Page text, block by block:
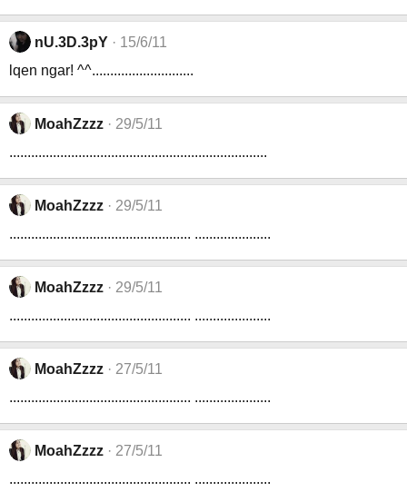
nU.3D.3pY
15/6/11
lqen ngar! ^^............................
MoahZzzz
29/5/11
.......................................................................
MoahZzzz
29/5/11
.................................................. .....................
MoahZzzz
29/5/11
.................................................. .....................
MoahZzzz
27/5/11
.................................................. .....................
MoahZzzz
27/5/11
.................................................. .....................